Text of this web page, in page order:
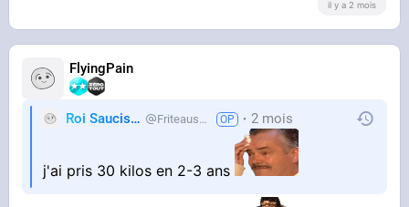
il y a 2 mois
FlyingPain
Roi Saucisse Friteausucre 2 mois
j'ai pris 30 kilos en 2-3 ans